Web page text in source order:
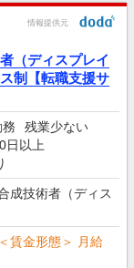
情報提供元
（ディスプレイ
制【転職支援サ
残業少ない
日以上
成技術者（ディス
賃金形態＞ 月給